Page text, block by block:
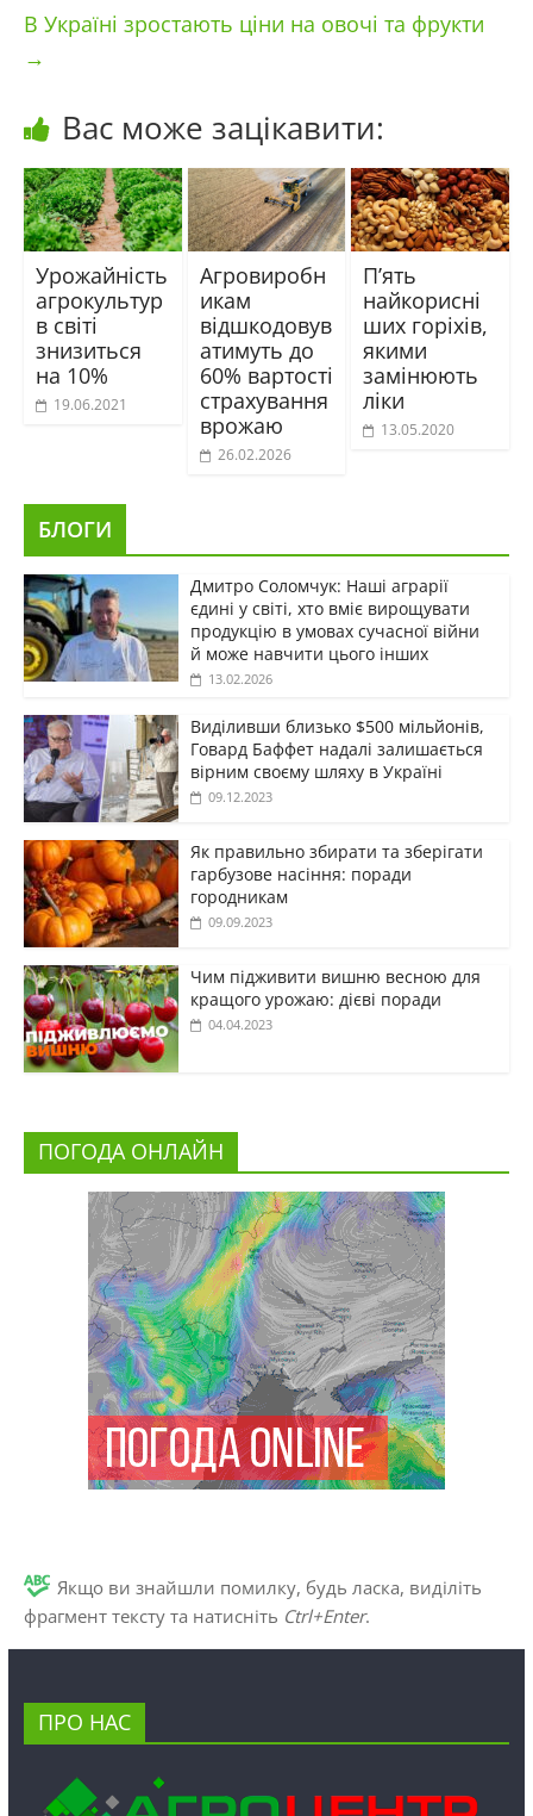
В Україні зростають ціни на овочі та фрукти
→
Вас може зацікавити:
Урожайність
агрокультур
в світі
знизиться
на 10%
19.06.2021
Агровиробн
икам
відшкодовув
атимуть до
60% вартості
страхування
врожаю
26.02.2026
П’ять
найкорисні
ших горіхів,
якими
замінюють
ліки
13.05.2020
БЛОГИ
Дмитро Соломчук: Наші аграрії
єдині у світі, хто вміє вирощувати
продукцію в умовах сучасної війни
й може навчити цього інших
13.02.2026
Виділивши близько $500 мільйонів,
Говард Баффет надалі залишається
вірним своєму шляху в Україні
09.12.2023
Як правильно збирати та зберігати
гарбузове насіння: поради
городникам
09.09.2023
Чим підживити вишню весною для
кращого урожаю: дієві поради
04.04.2023
ПОГОДА ОНЛАЙН
Якщо ви знайшли помилку, будь ласка, виділіть
фрагмент тексту та натисніть Ctrl+Enter.
ПРО НАС